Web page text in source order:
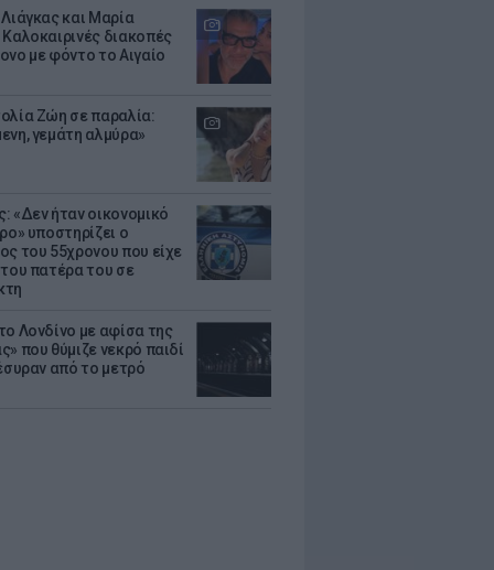
Λιάγκας και Μαρία
διακοπές
με φόντο το Αιγαίο
Ζώη σε παραλία:
γεμάτη αλμύρα»
«Δεν ήταν οικονομικό
υποστηρίζει ο
του 55χρονου που είχε
πατέρα του σε
Λονδίνο με αφίσα της
που θύμιζε νεκρό παιδί
από το μετρό